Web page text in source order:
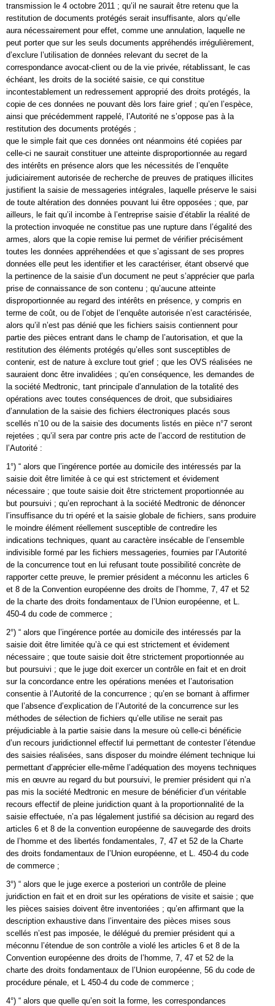
transmission le 4 octobre 2011 ; qu’il ne saurait être retenu que la
restitution de documents protégés serait insuffisante, alors qu’elle
aura nécessairement pour effet, comme une annulation, laquelle ne
peut porter que sur les seuls documents appréhendés irrégulièrement,
d’exclure l’utilisation de données relevant du secret de la
correspondance avocat-client ou de la vie privée, rétablissant, le cas
échéant, les droits de la société saisie, ce qui constitue
incontestablement un redressement approprié des droits protégés, la
copie de ces données ne pouvant dès lors faire grief ; qu’en l’espèce,
ainsi que précédemment rappelé, l’Autorité ne s’oppose pas à la
restitution des documents protégés ;
que le simple fait que ces données ont néanmoins été copiées par
celle-ci ne saurait constituer une atteinte disproportionnée au regard
des intérêts en présence alors que les nécessités de l’enquête
judiciairement autorisée de recherche de preuves de pratiques illicites
justifient la saisie de messageries intégrales, laquelle préserve le saisi
de toute altération des données pouvant lui être opposées ; que, par
ailleurs, le fait qu’il incombe à l’entreprise saisie d’établir la réalité de
la protection invoquée ne constitue pas une rupture dans l’égalité des
armes, alors que la copie remise lui permet de vérifier précisément
toutes les données appréhendées et que s’agissant de ses propres
données elle peut les identifier et les caractériser, étant observé que
la pertinence de la saisie d’un document ne peut s’apprécier que parla
prise de connaissance de son contenu ; qu’aucune atteinte
disproportionnée au regard des intérêts en présence, y compris en
terme de coût, ou de l’objet de l’enquête autorisée n’est caractérisée,
alors qu’il n’est pas dénié que les fichiers saisis contiennent pour
partie des pièces entrant dans le champ de l’autorisation, et que la
restitution des éléments protégés qu’elles sont susceptibles de
contenir, est de nature à exclure tout grief ; que les OVS réalisées ne
sauraient donc être invalidées ; qu’en conséquence, les demandes de
la société Medtronic, tant principale d’annulation de la totalité des
opérations avec toutes conséquences de droit, que subsidiaires
d’annulation de la saisie des fichiers électroniques placés sous
scellés n’10 ou de la saisie des documents listés en pièce n°7 seront
rejetées ; qu’il sera par contre pris acte de l’accord de restitution de
l’Autorité :
1°) “ alors que l’ingérence portée au domicile des intéressés par la
saisie doit être limitée à ce qui est strictement et évidement
nécessaire ; que toute saisie doit être strictement proportionnée au
but poursuivi ; qu’en reprochant à la société Medtronic de dénoncer
l’insuffisance du tri opéré et la saisie globale de fichiers, sans produire
le moindre élément réellement susceptible de contredire les
indications techniques, quant au caractère insécable de l’ensemble
indivisible formé par les fichiers messageries, fournies par l’Autorité
de la concurrence tout en lui refusant toute possibilité concrète de
rapporter cette preuve, le premier président a méconnu les articles 6
et 8 de la Convention européenne des droits de l’homme, 7, 47 et 52
de la charte des droits fondamentaux de l’Union européenne, et L.
450-4 du code de commerce ;
2°) “ alors que l’ingérence portée au domicile des intéressés par la
saisie doit être limitée qu’à ce qui est strictement et évidement
nécessaire ; que toute saisie doit être strictement proportionnée au
but poursuivi ; que le juge doit exercer un contrôle en fait et en droit
sur la concordance entre les opérations menées et l’autorisation
consentie à l’Autorité de la concurrence ; qu’en se bornant à affirmer
que l’absence d’explication de l’Autorité de la concurrence sur les
méthodes de sélection de fichiers qu’elle utilise ne serait pas
préjudiciable à la partie saisie dans la mesure où celle-ci bénéficie
d’un recours juridictionnel effectif lui permettant de contester l’étendue
des saisies réalisées, sans disposer du moindre élément technique lui
permettant d’apprécier elle-même l’adéquation des moyens techniques
mis en œuvre au regard du but poursuivi, le premier président qui n’a
pas mis la société Medtronic en mesure de bénéficier d’un véritable
recours effectif de pleine juridiction quant à la proportionnalité de la
saisie effectuée, n’a pas légalement justifié sa décision au regard des
articles 6 et 8 de la convention européenne de sauvegarde des droits
de l’homme et des libertés fondamentales, 7, 47 et 52 de la Charte
des droits fondamentaux de l’Union européenne, et L. 450-4 du code
de commerce ;
3°) “ alors que le juge exerce a posteriori un contrôle de pleine
juridiction en fait et en droit sur les opérations de visite et saisie ; que
les pièces saisies doivent être inventoriées ; qu’en affirmant que la
description exhaustive dans l’inventaire des pièces mises sous
scellés n’est pas imposée, le délégué du premier président qui a
méconnu l’étendue de son contrôle a violé les articles 6 et 8 de la
Convention européenne des droits de l’homme, 7, 47 et 52 de la
charte des droits fondamentaux de l’Union européenne, 56 du code de
procédure pénale, et L 450-4 du code de commerce ;
4°) “ alors que quelle qu’en soit la forme, les correspondances